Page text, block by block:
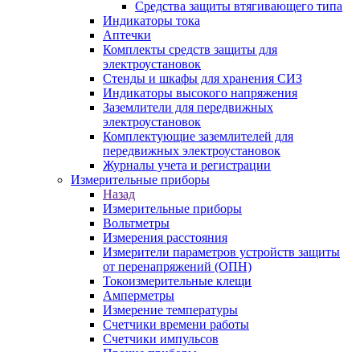
Средства защиты втягивающего типа
Индикаторы тока
Аптечки
Комплекты средств защиты для
электроустановок
Стенды и шкафы для хранения СИЗ
Индикаторы высокого напряжения
Заземлители для передвижных
электроустановок
Комплектующие заземлителей для
передвижных электроустановок
Журналы учета и регистрации
Измерительные приборы
Назад
Измерительные приборы
Вольтметры
Измерения расстояния
Измерители параметров устройств защиты
от перенапряжений (ОПН)
Токоизмерительные клещи
Амперметры
Измерение температуры
Счетчики времени работы
Счетчики импульсов